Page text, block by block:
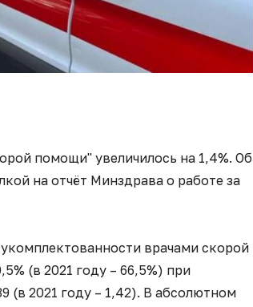
помощи" увеличилось на 1,4%. Об
на отчёт Минздрава о работе за
врачами скорой
(в 2021 году – 66,5%) при
(в 2021 году – 1,42). В абсолютном